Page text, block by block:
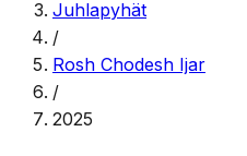
Juhlapyhät
/
Rosh Chodesh Ijar
/
2025